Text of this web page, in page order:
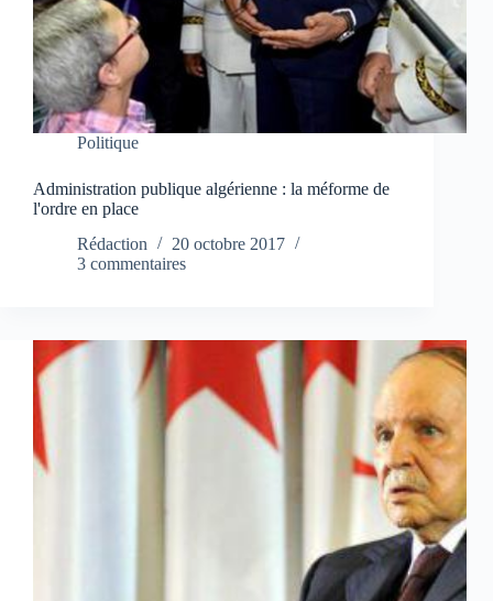
Politique
Administration publique algérienne : la méforme de
l'ordre en place
Rédaction
20 octobre 2017
3 commentaires